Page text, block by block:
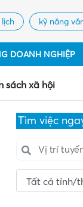
kỹ năng
DOANH NGHIỆP
sách xã hội
Tìm việc